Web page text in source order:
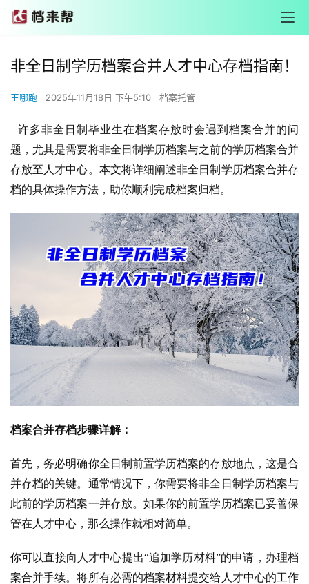
非全日制学历档案合并人才中心存档指南！
王哪跑 2025年11月18日 下午5:10 档案托管
许多非全日制毕业生在档案存放时会遇到档案合并的问
题，尤其是需要将非全日制学历档案与之前的学历档案合并
存放至人才中心。本文将详细阐述非全日制学历档案合并存
档的具体操作方法，助你顺利完成档案归档。
档案合并存档步骤详解：
首先，务必明确你全日制前置学历档案的存放地点，这是合
并存档的关键。通常情况下，你需要将非全日制学历档案与
此前的学历档案一并存放。 如果你的前置学历档案已妥善保
管在人才中心，那么操作就相对简单。
你可以直接向人才中心提出“追加学历材料”的申请，办理档
案合并手续。将所有必需的档案材料提交给人才中心的工作